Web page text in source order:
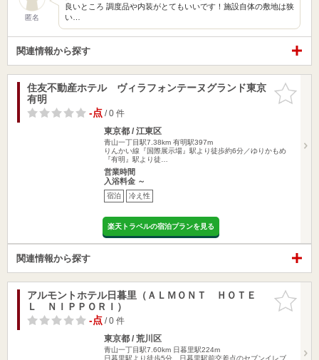
匿名
良いところ 調度品や内装がとてもいいです！施設自体の敷地は狭
い…
関連情報から探す
お気に入
りに追加
住友不動産ホテル ヴィラフォンテーヌグランド東京
有明
-点/ 0 件
東京都 / 江東区
青山一丁目駅7.38km 有明駅397m
りんかい線『国際展示場』駅より徒歩約6分／ゆりかもめ
『有明』駅より徒…
営業時間
入浴料金 ～
宿泊 冷え性
楽天トラベルの宿泊プランを見る
関連情報から探す
お気に入
りに追加
アルモントホテル日暮里（ＡＬＭＯＮＴ ＨＯＴＥ
Ｌ ＮＩＰＰＯＲＩ）
-点/ 0 件
東京都 / 荒川区
青山一丁目駅7.60km 日暮里駅224m
日暮里駅より徒歩5分。日暮里駅前交差点のセブンイレブ